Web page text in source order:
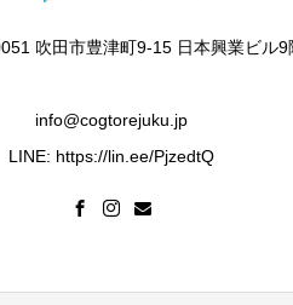
吹田市豊津町9-15 日本興業ビル9
info@cogtorejuku.jp
LINE: https://lin.ee/PjzedtQ